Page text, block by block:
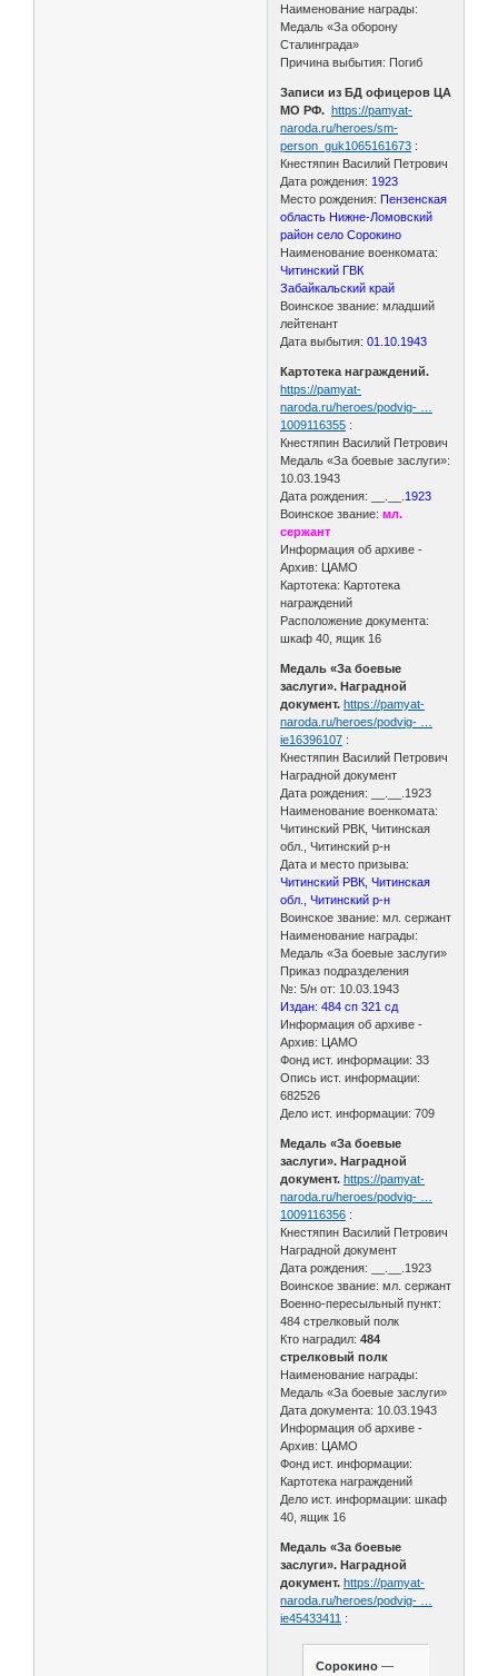
Наименование награды:
Медаль «За оборону
Сталинграда»
Причина выбытия: Погиб
Записи из БД офицеров ЦА
МО РФ. https://pamyat-
naroda.ru/heroes/sm-
person_guk1065161673 :
Кнестяпин Василий Петрович
Дата рождения: 1923
Место рождения: Пензенская
область Нижне-Ломовский
район село Сорокино
Наименование военкомата:
Читинский ГВК
Забайкальский край
Воинское звание: младший
лейтенант
Дата выбытия:01.10.1943
Картотека награждений.
https://pamyat-
naroda.ru/heroes/podvig- …
1009116355 :
Кнестяпин Василий Петрович
Медаль «За боевые заслуги»:
10.03.1943
Дата рождения: __.__. 1923
Воинское звание: мл.
сержант
Информация об архиве -
Архив: ЦАМО
Картотека: Картотека
награждений
Расположение документа:
шкаф 40, ящик 16
Медаль «За боевые
заслуги». Наградной
документ. https://pamyat-
naroda.ru/heroes/podvig- …
ie16396107 :
Кнестяпин Василий Петрович
Наградной документ
Дата рождения: __.__.1923
Наименование военкомата:
Читинский РВК, Читинская
обл., Читинский р-н
Дата и место призыва:
Читинский РВК, Читинская
обл., Читинский р-н
Воинское звание: мл. сержант
Наименование награды:
Медаль «За боевые заслуги»
Приказ подразделения
№: 5/н от: 10.03.1943
Издан: 484 сп 321 сд
Информация об архиве -
Архив: ЦАМО
Фонд ист. информации: 33
Опись ист. информации:
682526
Дело ист. информации: 709
Медаль «За боевые
заслуги». Наградной
документ. https://pamyat-
naroda.ru/heroes/podvig- …
1009116356 :
Кнестяпин Василий Петрович
Наградной документ
Дата рождения: __.__.1923
Воинское звание: мл. сержант
Военно-пересыльный пункт:
484 стрелковый полк
Кто наградил:484
стрелковый полк
Наименование награды:
Медаль «За боевые заслуги»
Дата документа: 10.03.1943
Информация об архиве -
Архив: ЦАМО
Фонд ист. информации:
Картотека награждений
Дело ист. информации: шкаф
40, ящик 16
Медаль «За боевые
заслуги». Наградной
документ. https://pamyat-
naroda.ru/heroes/podvig- …
ie45433411 :
Сорокино —